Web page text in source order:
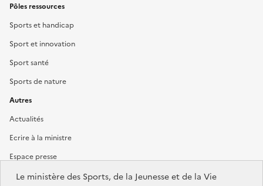
Pôles ressources
Sports et handicap
Sport et innovation
Sport santé
Sports de nature
Autres
Actualités
Ecrire à la ministre
Espace presse
Le ministère des Sports, de la Jeunesse et de la Vie